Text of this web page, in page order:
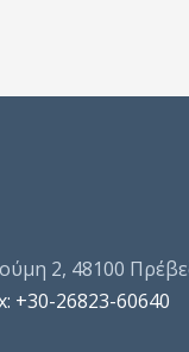
2, 48100
+30-26823-60640